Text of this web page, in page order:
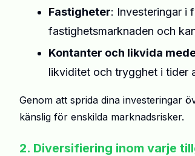
Fastigheter: Investeringar i
fastighetsmarknaden och
Kontanter och likvida
likviditet och trygghet i tider
Genom att sprida dina investeringar
känslig för enskilda marknadsrisker.
2. Diversifiering inom varje